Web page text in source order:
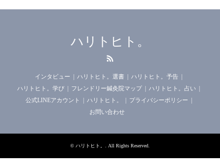
ハリトヒト。
インタビュー ハリトヒト。選書
ハリトヒト。予告
ハリトヒト。学び
フレンドリー鍼灸院マップ
ハリトヒト。占い
公式LINEアカウント
ハリトヒト。
プライバシーポリシー
お問い合わせ
© ハリトヒト。 . All Rights Reserved.